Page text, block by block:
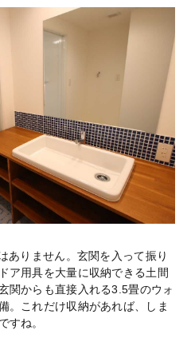
ありません。玄関を入って振り
ア用具を大量に収納できる土間
関からも直接入れる3.5畳のウォ
。これだけ収納があれば、しま
すね。